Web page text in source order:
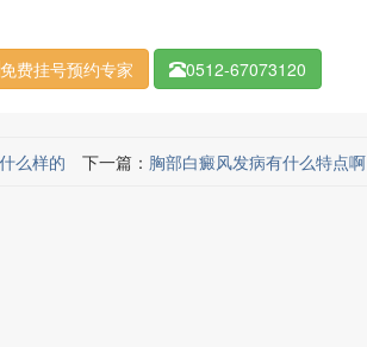
免费挂号预约专家 0512-67073120
么样的 下一篇： 胸部白癜风发病有什么特点啊